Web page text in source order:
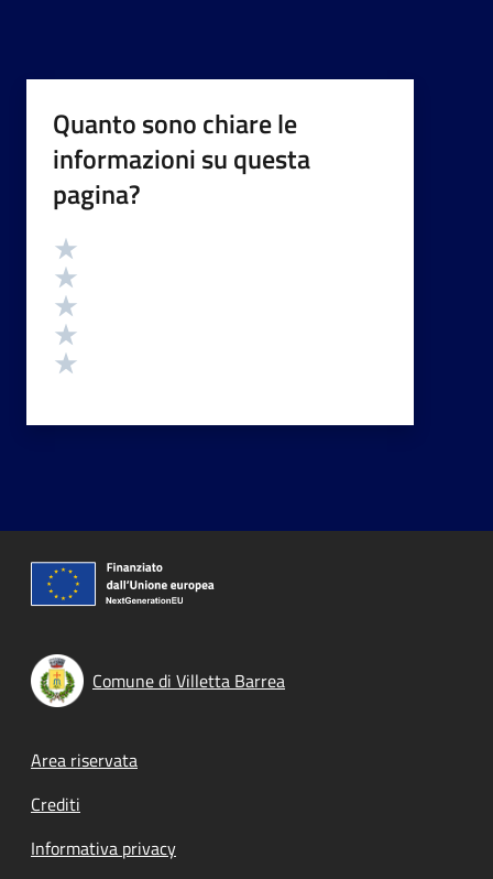
Quanto sono chiare le
informazioni su questa
pagina?
Valutazione
Comune di Villetta Barrea
Footer menu
Area riservata
Crediti
Informativa privacy